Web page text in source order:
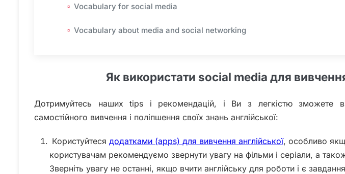
Vocabulary for social media
Vocabulary about media and social networking
Як використати social media для
Дотримуйтесь наших tips і рекомендацій, і Ви з легкістю зможете
самостійного вивчення і поліпшення своїх знань англійської:
Користуйтеся додатками (apps) для вивчення англійської, особливо
користувачам рекомендуємо звернути увагу на фільми і серіали, а
Зверніть увагу не останні, якщо вчити англійську для роботи і є